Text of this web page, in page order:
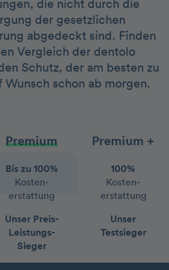
die nicht durch die
der gesetzlichen
abgedeckt sind. Finden
Vergleich der dentolo
Schutz, der am besten zu
Wunsch schon ab morgen.
Premium Premium +
Bis zu 100%
Kosten­
erstattung
100%
Kosten­
erstattung
Unser Preis-
Leistungs-
Sieger
Unser
Testsieger